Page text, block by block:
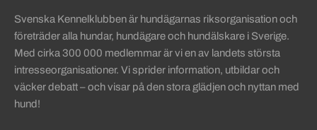
Svenska Kennelklubben är hundägarnas riksorganisation och
företräder alla hundar, hundägare och hundälskare i Sverige.
Med cirka 300 000 medlemmar är vi en av landets största
intresseorganisationer. Vi sprider information, utbildar och
väcker debatt – och visar på den stora glädjen och nyttan med
hund!